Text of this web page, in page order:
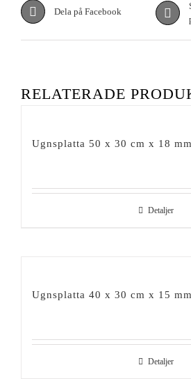
Dela på Facebook
RELATERADE
Ugnsplatta 50 x 30 cm x 18 mm
Detaljer
Ugnsplatta 40 x 30 cm x 15 mm
Detaljer